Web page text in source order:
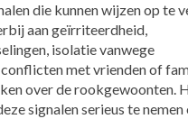
die kunnen wijzen op te
aan geïrriteerdheid,
isolatie vanwege
met vrienden of
over de rookgewoonten.
signalen serieus te nemen